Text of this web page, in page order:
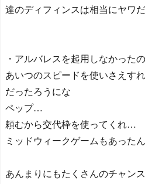
達のディフィンスは相当にヤワだ
・アルバレスを起用しなかった
あいつのスピードを使いさえす
だったろうにな
ペップ…
頼むから交代枠を使ってくれ…
ミッドウィークゲームもあった
あんまりにもたくさんのチャン